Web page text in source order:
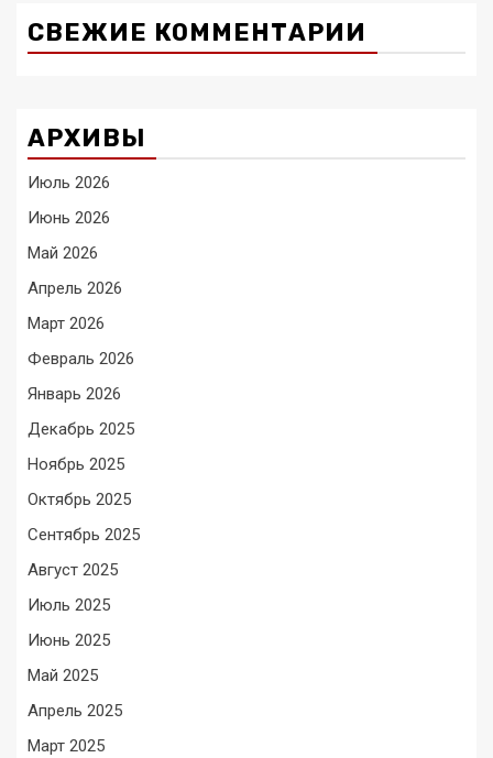
СВЕЖИЕ КОММЕНТАРИИ
АРХИВЫ
Июль 2026
Июнь 2026
Май 2026
Апрель 2026
Март 2026
Февраль 2026
Январь 2026
Декабрь 2025
Ноябрь 2025
Октябрь 2025
Сентябрь 2025
Август 2025
Июль 2025
Июнь 2025
Май 2025
Апрель 2025
Март 2025